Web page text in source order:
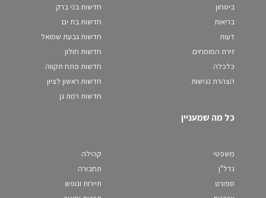
ביטחון
בריאות
דעות
זירת המומחים
כלכלה
הצהרת נגישות
חדשות בני ברק
חדשות בת ים
חדשות גבעת שמואל
חדשות חולון
חדשות פתח תקווה
חדשות ראשון לציון
חדשות רמת גן
כל מה שמעניין
משפטי
נדל"ן
ספורט
קהילה
תחבורה
תיירות ונופש